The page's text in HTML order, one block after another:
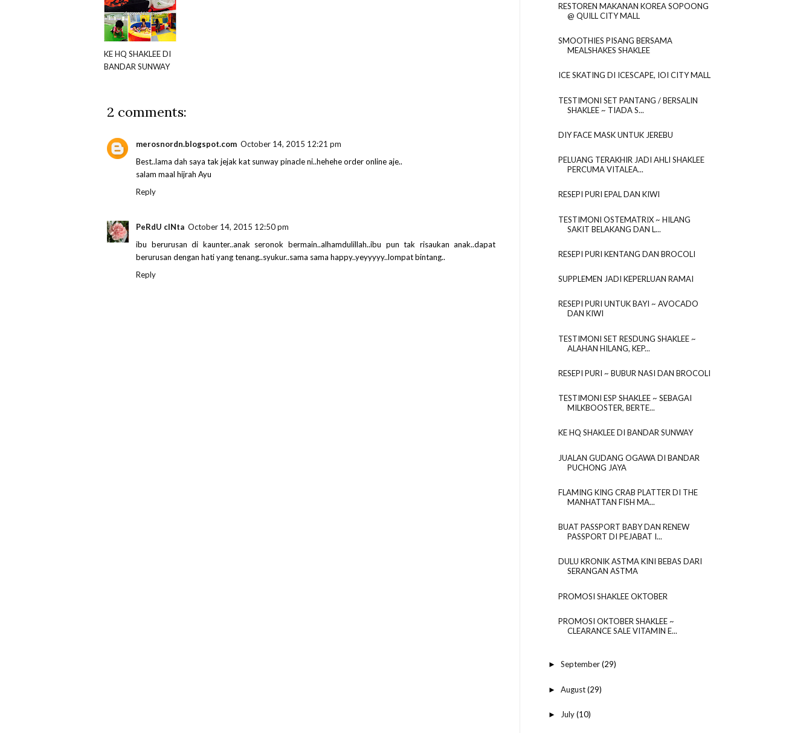
KE HQ SHAKLEE DI
BANDAR SUNWAY
2 comments:
merosnordn.blogspot.com October 14, 2015 12:21 pm
Best..lama dah saya tak jejak kat sunway pinacle ni..hehehe order online aje..
salam maal hijrah Ayu
Reply
PeRdU cINta October 14, 2015 12:50 pm
ibu berurusan di kaunter..anak seronok bermain..alhamdulillah..ibu pun tak risaukan anak..dapat
berurusan dengan hati yang tenang..syukur..sama sama happy..yeyyyyy..lompat bintang..
Reply
RESTOREN MAKANAN KOREA SOPOONG
@ QUILL CITY MALL
SMOOTHIES PISANG BERSAMA
MEALSHAKES SHAKLEE
ICE SKATING DI ICESCAPE, IOI CITY MALL
TESTIMONI SET PANTANG / BERSALIN
SHAKLEE ~ TIADA S...
DIY FACE MASK UNTUK JEREBU
PELUANG TERAKHIR JADI AHLI SHAKLEE
PERCUMA VITALEA...
RESEPI PURI EPAL DAN KIWI
TESTIMONI OSTEMATRIX ~ HILANG
SAKIT BELAKANG DAN L...
RESEPI PURI KENTANG DAN BROCOLI
SUPPLEMEN JADI KEPERLUAN RAMAI
RESEPI PURI UNTUK BAYI ~ AVOCADO
DAN KIWI
TESTIMONI SET RESDUNG SHAKLEE ~
ALAHAN HILANG, KEP...
RESEPI PURI ~ BUBUR NASI DAN BROCOLI
TESTIMONI ESP SHAKLEE ~ SEBAGAI
MILKBOOSTER, BERTE...
KE HQ SHAKLEE DI BANDAR SUNWAY
JUALAN GUDANG OGAWA DI BANDAR
PUCHONG JAYA
FLAMING KING CRAB PLATTER DI THE
MANHATTAN FISH MA...
BUAT PASSPORT BABY DAN RENEW
PASSPORT DI PEJABAT I...
DULU KRONIK ASTMA KINI BEBAS DARI
SERANGAN ASTMA
PROMOSI SHAKLEE OKTOBER
PROMOSI OKTOBER SHAKLEE ~
CLEARANCE SALE VITAMIN E...
► September(29)
► August(29)
► July(10)